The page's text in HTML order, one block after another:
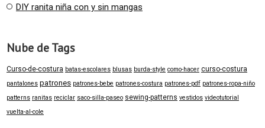
DIY ranita niña con y sin mangas
Nube de Tags
Curso-de-costura batas-escolares blusas burda-style como-hacer curso-costura
pantalones patrones patrones-bebe patrones-costura patrones-pdf patrones-ropa-niño
patterns ranitas reciclar saco-silla-paseo sewing-patterns vestidos videotutorial
vuelta-al-cole